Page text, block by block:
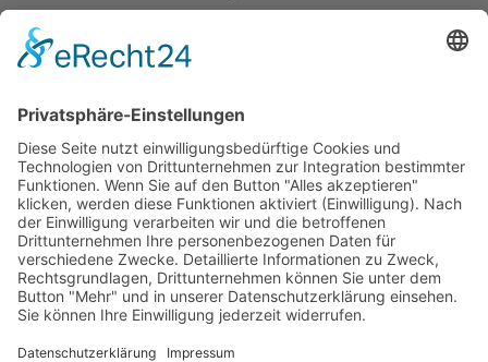
18.
Erwin Derichs
4
Gerhard Greiner
March 713S Ford
22.
Bernd Rack March 713S Ford
2
23.
Carlo Breidenstein Lotus 69 Ford
24.
Thomas Betzler Alpine A364 Renault
25.
Harald Ertl Lotus 69 Ford
Bruno Burg
Merlyn Mk10 Ford
Jörg Obermoser
Brabham BT35C BMW 1